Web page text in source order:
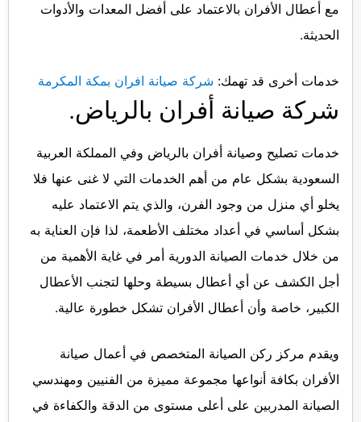
مع أعطال الأفران بالاعتماد على أفضل المعدات والأدوات
الحديثة.
خدمات أخرى قد تهمك: شركة صيانة افران بمكة المكرمة
شركة صيانة أفران بالرياض.
خدمات تصليح وصيانة أفران بالرياض وفي المملكة العربية
السعودية بشكل عام من أهم الخدمات التي لا غنى عنها فلا
يخلو أي منزل من وجود الفرن، والذي يتم الاعتماد عليه
بشكل أساسي في أعداد مختلف الأطعمة، لذا فإن العناية به
من خلال خدمات الصيانة الدورية أمر في غاية الأهمية من
أجل الكشف عن أي أعطال بسيطة وحلها لتجنب الأعطال
الكبير، خاصة وأن أعطال الأفران تشكل خطورة عالية.
ويقدم مركز ركن الصيانة المتخصص في أعمال صيانة
الأفران بكافة أنواعها مجموعة مميزة من الفنيين ومهندسي
الصيانة المدربين على أعلى مستوى من الدقة والكفاءة في